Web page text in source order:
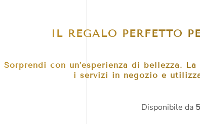
IL REGALO PERFETTO
Sorprendi con un’esperienza di bellezza.
i servizi in negozio e
Disponibile da